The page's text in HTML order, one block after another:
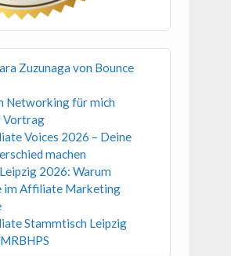
Zuzunaga von Bounce
Networking für mich
Vortrag
Voices 2026 – Deine
machen
2026: Warum
im Affiliate Marketing
Stammtisch Leipzig